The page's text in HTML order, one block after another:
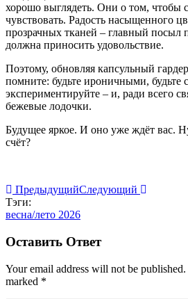
хорошо выглядеть. Они о том, чтобы
чувствовать. Радость насыщенного
прозрачных тканей – главный посыл
должна приносить удовольствие.
Поэтому, обновляя капсульный
помните: будьте ироничными, будьте
экспериментируйте – и, ради всего
бежевые лодочки.
Будущее яркое. И оно уже ждёт вас.
счёт?
ПредыдущийСледующий
Тэги:
весна/лето 2026
Оставить Ответ
Your email address will not be
marked *